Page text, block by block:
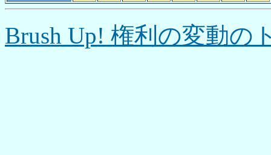
Brush Up! 権利の変動の